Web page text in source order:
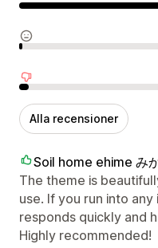
Positiva recensioner
Neutrala recensioner
Negativa recensioner
Alla recensioner
Soil home ehime み
The theme is
use. If you run into
responds quickly and
Highly recommended!